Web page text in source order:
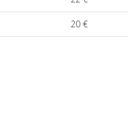
20 €